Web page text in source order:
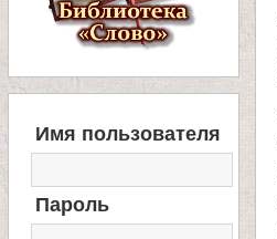
Д
Имя пользователя
Пароль